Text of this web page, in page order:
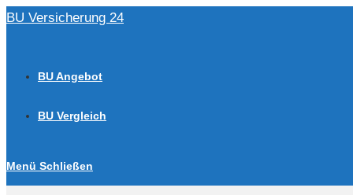
Zum
BU Versicherung 24
BU Angebot
BU Vergleich
Menü Schließen